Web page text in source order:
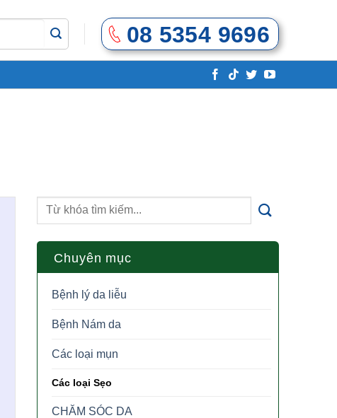
08 5354 9696
Chuyên mục
Bệnh lý da liễu
Bệnh Nám da
Các loại mụn
Các loại Sẹo
CHĂM SÓC DA